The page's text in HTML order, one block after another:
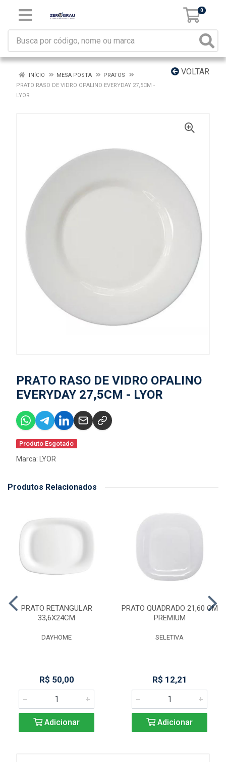
0
VOLTAR
INÍCIO MESA POSTA
PRATOS
PRATO RASO DE VIDRO OPALINO EVERYDAY 27,5CM -
LYOR
PRATO RASO DE VIDRO OPALINO
EVERYDAY 27,5CM - LYOR
Produto Esgotado
Marca: LYOR
Produtos Relacionados
PRATO RETANGULAR
33,6X24CM
DAYHOME
R$ 50,00
Adicionar
PRATO QUADRADO 21,60 CM
PREMIUM
SELETIVA
R$ 12,21
Adicionar